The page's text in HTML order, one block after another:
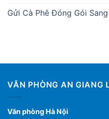
Gửi Cà Phê Đóng Gói
VĂN PHÒNG AN GIANG
Văn phòng Hà Nội